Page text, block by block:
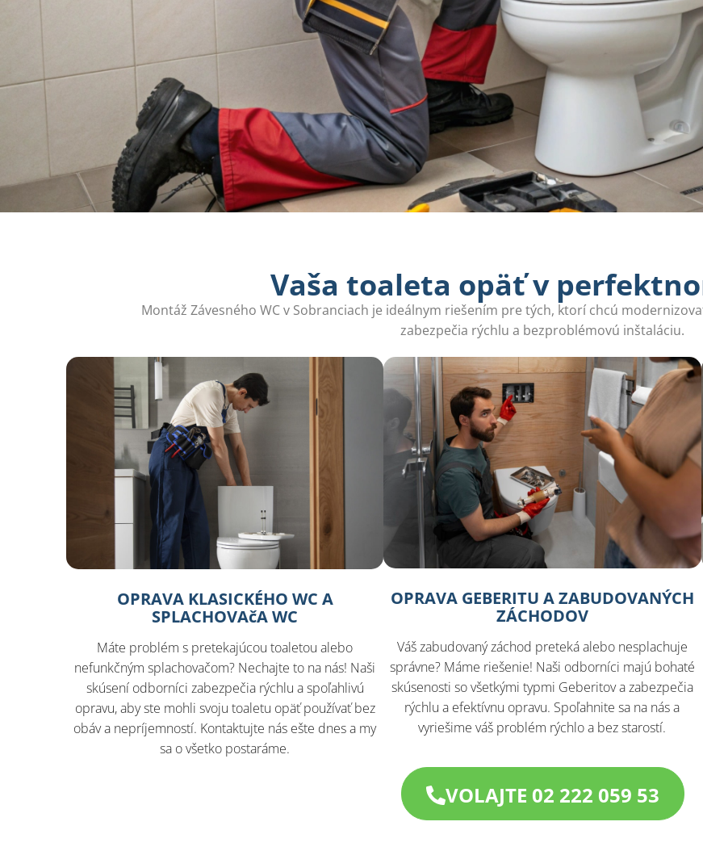
Vaša toaleta opäť v
Montáž Závesného WC v Sobranciach je ideálnym riešením pre tých, ktorí chcú
zabezpečia rýchlu a bezproblémovú inštaláciu.
OPRAVA KLASICKÉHO WC A
SPLACHOVAčA WC
Máte problém s pretekajúcou toaletou alebo
nefunkčným splachovačom? Nechajte to na nás! Naši
skúsení odborníci zabezpečia rýchlu a spoľahlivú
opravu, aby ste mohli svoju toaletu opäť používať bez
obáv a nepríjemností. Kontaktujte nás ešte dnes a my
sa o všetko postaráme.
OPRAVA GEBERITU A ZABUDOVANÝCH
ZÁCHODOV
Váš zabudovaný záchod preteká alebo nesplachuje
správne? Máme riešenie! Naši odborníci majú bohaté
skúsenosti so všetkými typmi Geberitov a zabezpečia
rýchlu a efektívnu opravu. Spoľahnite sa na nás a
vyriešime váš problém rýchlo a bez starostí.
VOLAJTE 02 222 059 53